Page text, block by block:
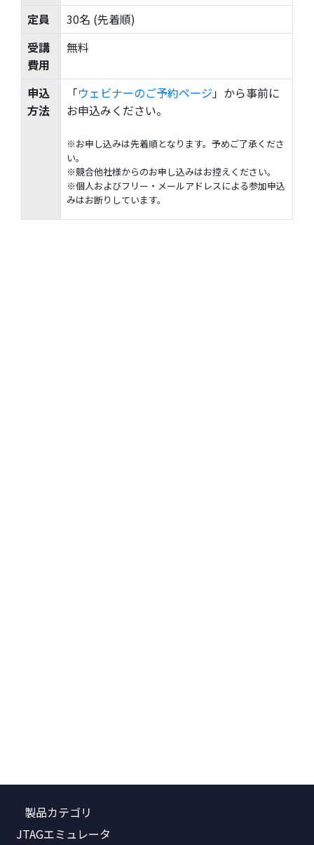
定員
30名 (先着順)
受講
費用
無料
申込
方法
「ウェビナーのご予約ページ 」から事前に
お申込みください。
※お申し込みは先着順となります。予めご了承くださ
い。
※競合他社様からのお申し込みはお控えください。
※個人およびフリー・メールアドレスによる参加申込
みはお断りしています。
製品カテゴリ
JTAGエミュレータ